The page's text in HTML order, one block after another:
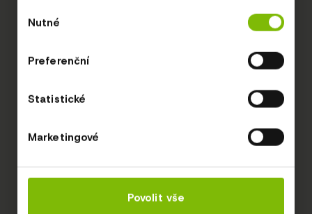
souhlasu
Nutné
Preferenční
Statistické
Marketingové
Povolit vše